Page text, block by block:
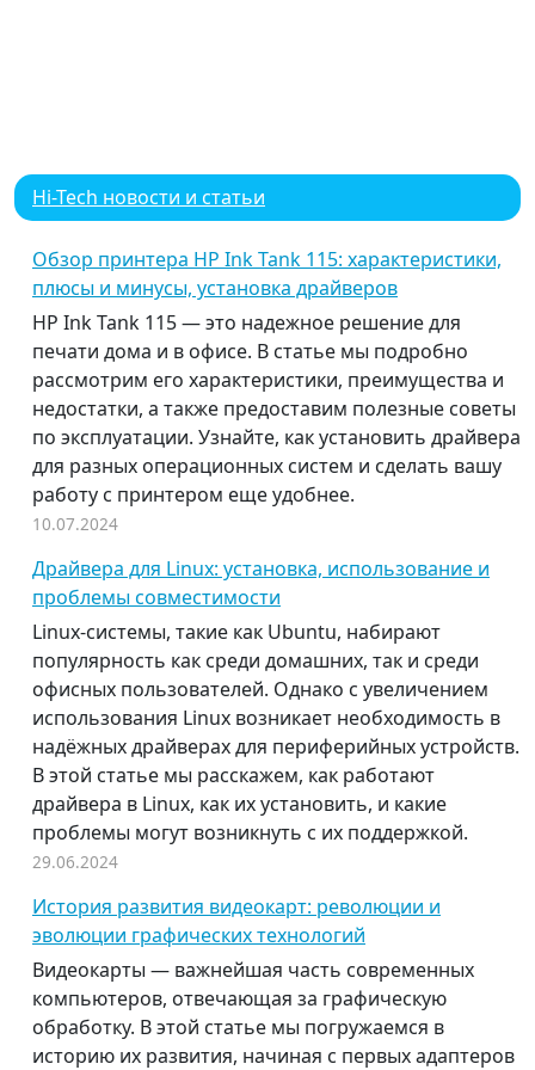
Hi-Tech новости и статьи
Обзор принтера HP Ink Tank 115: характеристики,
плюсы и минусы, установка драйверов
HP Ink Tank 115 — это надежное решение для
печати дома и в офисе. В статье мы подробно
рассмотрим его характеристики, преимущества и
недостатки, а также предоставим полезные советы
по эксплуатации. Узнайте, как установить драйвера
для разных операционных систем и сделать вашу
работу с принтером еще удобнее.
10.07.2024
Драйвера для Linux: установка, использование и
проблемы совместимости
Linux-системы, такие как Ubuntu, набирают
популярность как среди домашних, так и среди
офисных пользователей. Однако с увеличением
использования Linux возникает необходимость в
надёжных драйверах для периферийных устройств.
В этой статье мы расскажем, как работают
драйвера в Linux, как их установить, и какие
проблемы могут возникнуть с их поддержкой.
29.06.2024
История развития видеокарт: революции и
эволюции графических технологий
Видеокарты — важнейшая часть современных
компьютеров, отвечающая за графическую
обработку. В этой статье мы погружаемся в
историю их развития, начиная с первых адаптеров